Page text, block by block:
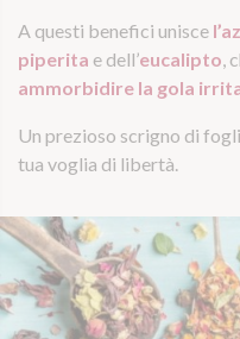
A questi benefici unisce
piperita e dell’eucalipto ,
ammorbidire la gola
Un prezioso scrigno di
tua voglia di libertà.